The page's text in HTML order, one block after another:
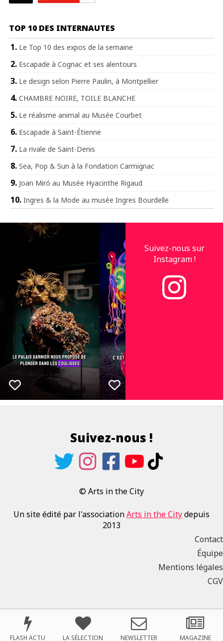
TOP 10 DES INTERNAUTES
Le Top 10 des expos de la semaine
Escapade à Cognac et ses alentours
Le design selon Pierre Paulin, à Montpellier
CHAMBRE NOIRE, TOILE BLANCHE
Le réalisme animal au Musée Courbet
Escapade à Saint-Étienne
La rivale de Saint-Denis
Sea, Pop & Sun à la Fondation Carmignac
Joan Miró au Musée Hyacinthe Rigaud
Ingres & la Mode au musée Ingres Bourdelle
Suivez-nous sur
Instagram !
Suivez-nous !
© Arts in the City
Un site édité par l'associationArts in the Citydepuis
2013
Contact
Équipe
Mentions légales
CGV
FLASH ACTU LA SÉLECTION NEWSLETTER MAGAZINE